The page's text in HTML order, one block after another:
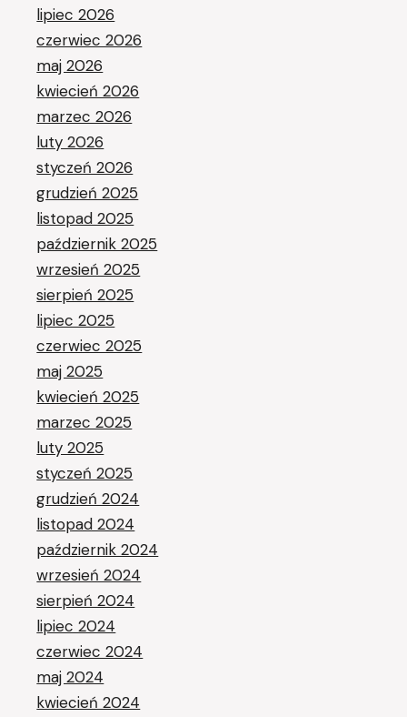
lipiec 2026
czerwiec 2026
maj 2026
kwiecień 2026
marzec 2026
luty 2026
styczeń 2026
grudzień 2025
listopad 2025
październik 2025
wrzesień 2025
sierpień 2025
lipiec 2025
czerwiec 2025
maj 2025
kwiecień 2025
marzec 2025
luty 2025
styczeń 2025
grudzień 2024
listopad 2024
październik 2024
wrzesień 2024
sierpień 2024
lipiec 2024
czerwiec 2024
maj 2024
kwiecień 2024